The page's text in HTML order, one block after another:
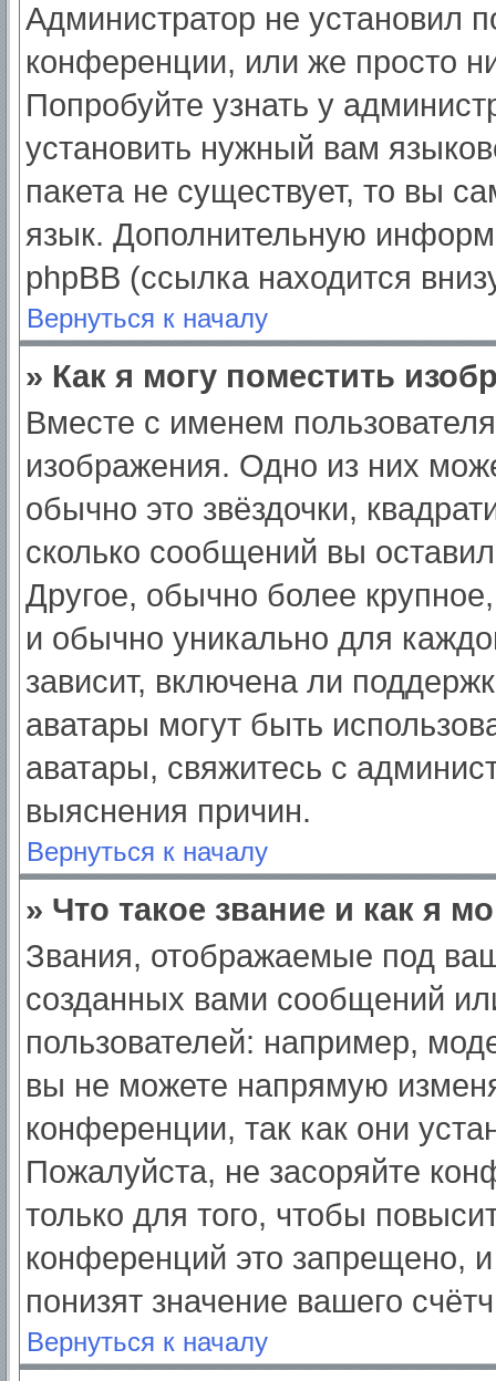
Администратор не установил
конференции, или же просто
Попробуйте узнать у
установить нужный вам
пакета не существует, то вы
язык. Дополнительную
phpBB (ссылка находится
Вернуться к началу
» Как я могу поместить
Вместе с именем
изображения. Одно из них
обычно это звёздочки,
сколько сообщений вы
Другое, обычно более
и обычно уникально для
зависит, включена ли
аватары могут быть
аватары, свяжитесь с
выяснения причин.
Вернуться к началу
» Что такое звание и как я
Звания, отображаемые под
созданных вами сообщений
пользователей: например,
вы не можете напрямую
конференции, так как они
Пожалуйста, не засоряйте
только для того, чтобы
конференций это запрещено,
понизят значение вашего
Вернуться к началу